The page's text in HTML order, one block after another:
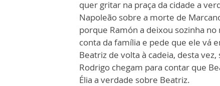
quer gritar na praça da cidade a
Napoleão sobre a morte de
porque Ramón a deixou sozinha
conta da família e pede que ele vá
Beatriz de volta à cadeia, desta vez,
Rodrigo chegam para contar que
Élia a verdade sobre Beatriz.